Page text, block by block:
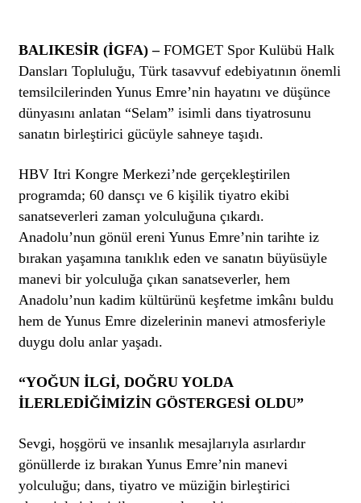
BALIKESİR (İGFA) –FOMGET Spor Kulübü Halk
Dansları Topluluğu, Türk tasavvuf edebiyatının önemli
temsilcilerinden Yunus Emre’nin hayatını ve düşünce
dünyasını anlatan “Selam” isimli dans tiyatrosunu
sanatın birleştirici gücüyle sahneye taşıdı.
HBV Itri Kongre Merkezi’nde gerçekleştirilen
programda; 60 dansçı ve 6 kişilik tiyatro ekibi
sanatseverleri zaman yolculuğuna çıkardı.
Anadolu’nun gönül ereni Yunus Emre’nin tarihte iz
bırakan yaşamına tanıklık eden ve sanatın büyüsüyle
manevi bir yolculuğa çıkan sanatseverler, hem
Anadolu’nun kadim kültürünü keşfetme imkânı buldu
hem de Yunus Emre dizelerinin manevi atmosferiyle
duygu dolu anlar yaşadı.
“YOĞUN İLGİ, DOĞRU YOLDA
İLERLEDİĞİMİZİN GÖSTERGESİ OLDU”
Sevgi, hoşgörü ve insanlık mesajlarıyla asırlardır
gönüllerde iz bırakan Yunus Emre’nin manevi
yolculuğu; dans, tiyatro ve müziğin birleştirici